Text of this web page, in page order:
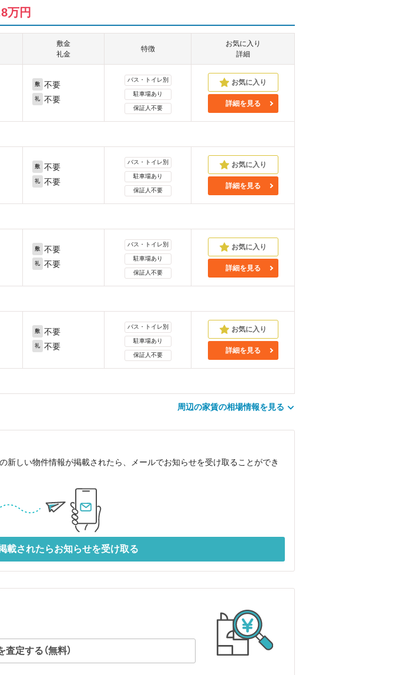
万円
敷金
礼金
特徴
お気に入り
詳細
敷 不要
礼 不要
バス・トイレ別
駐車場あり
保証人不要
詳細を見る
敷 不要
礼 不要
バス・トイレ別
駐車場あり
保証人不要
詳細を見る
敷 不要
礼 不要
バス・トイレ別
駐車場あり
保証人不要
詳細を見る
敷 不要
礼 不要
バス・トイレ別
駐車場あり
保証人不要
詳細を見る
周辺の家賃の相場情報を見る
しい物件情報が掲載されたら、メールでお知らせを受け取ることができ
載されたらお知らせを受け取る
定する（無料）